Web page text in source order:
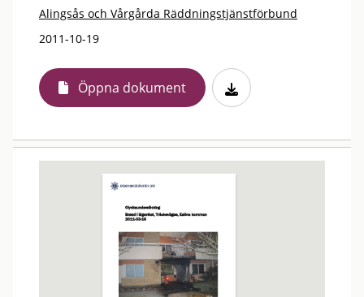
Alingsås och Vårgårda Räddningstjänstförbund
2011-10-19
Öppna dokument